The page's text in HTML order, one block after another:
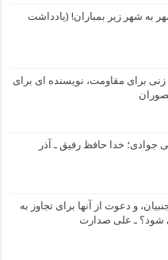
به شهر زیر بمباران! (یادداشت
برای مقاومت، نویسنده ای برای
جوادی؛ خدا حافظ رفیق ـ آذر
و دعوت از آنها برای تجاوز به
شود؟ ـ علی صدارت